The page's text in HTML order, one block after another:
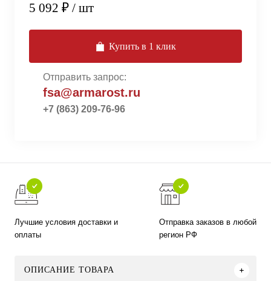
5 092 ₽ / шт
Купить в 1 клик
Отправить запрос:
fsa@armarost.ru
+7 (863) 209-76-96
Лучшие условия доставки и
оплаты
Отправка заказов в любой
регион РФ
ОПИСАНИЕ ТОВАРА